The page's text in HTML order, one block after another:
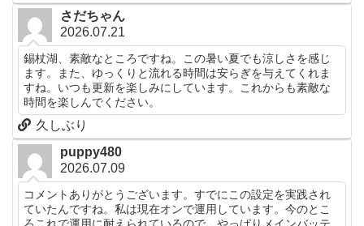
さだちゃん
2026.07.21
錫杖湖、素敵なところですね。この暑い夏でも涼しさを感じ
ます。また、ゆっくりと流れる時間は安らぎを与えてくれま
すね。いつも更新を楽しみにしています。これからも素敵な
時間を楽しんでください。
久しぶり
puppy480
2026.07.09
コメントありがとうございます。すでにこの設定を実践され
ていたんですね。私は現在オンで運用しています。今のとこ
ろこれで運用に耐えられているので。やっぱりメインバッテ